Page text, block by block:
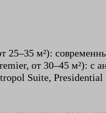
25–35 м²):
от 30–45 м²): с
Suite, Presidential